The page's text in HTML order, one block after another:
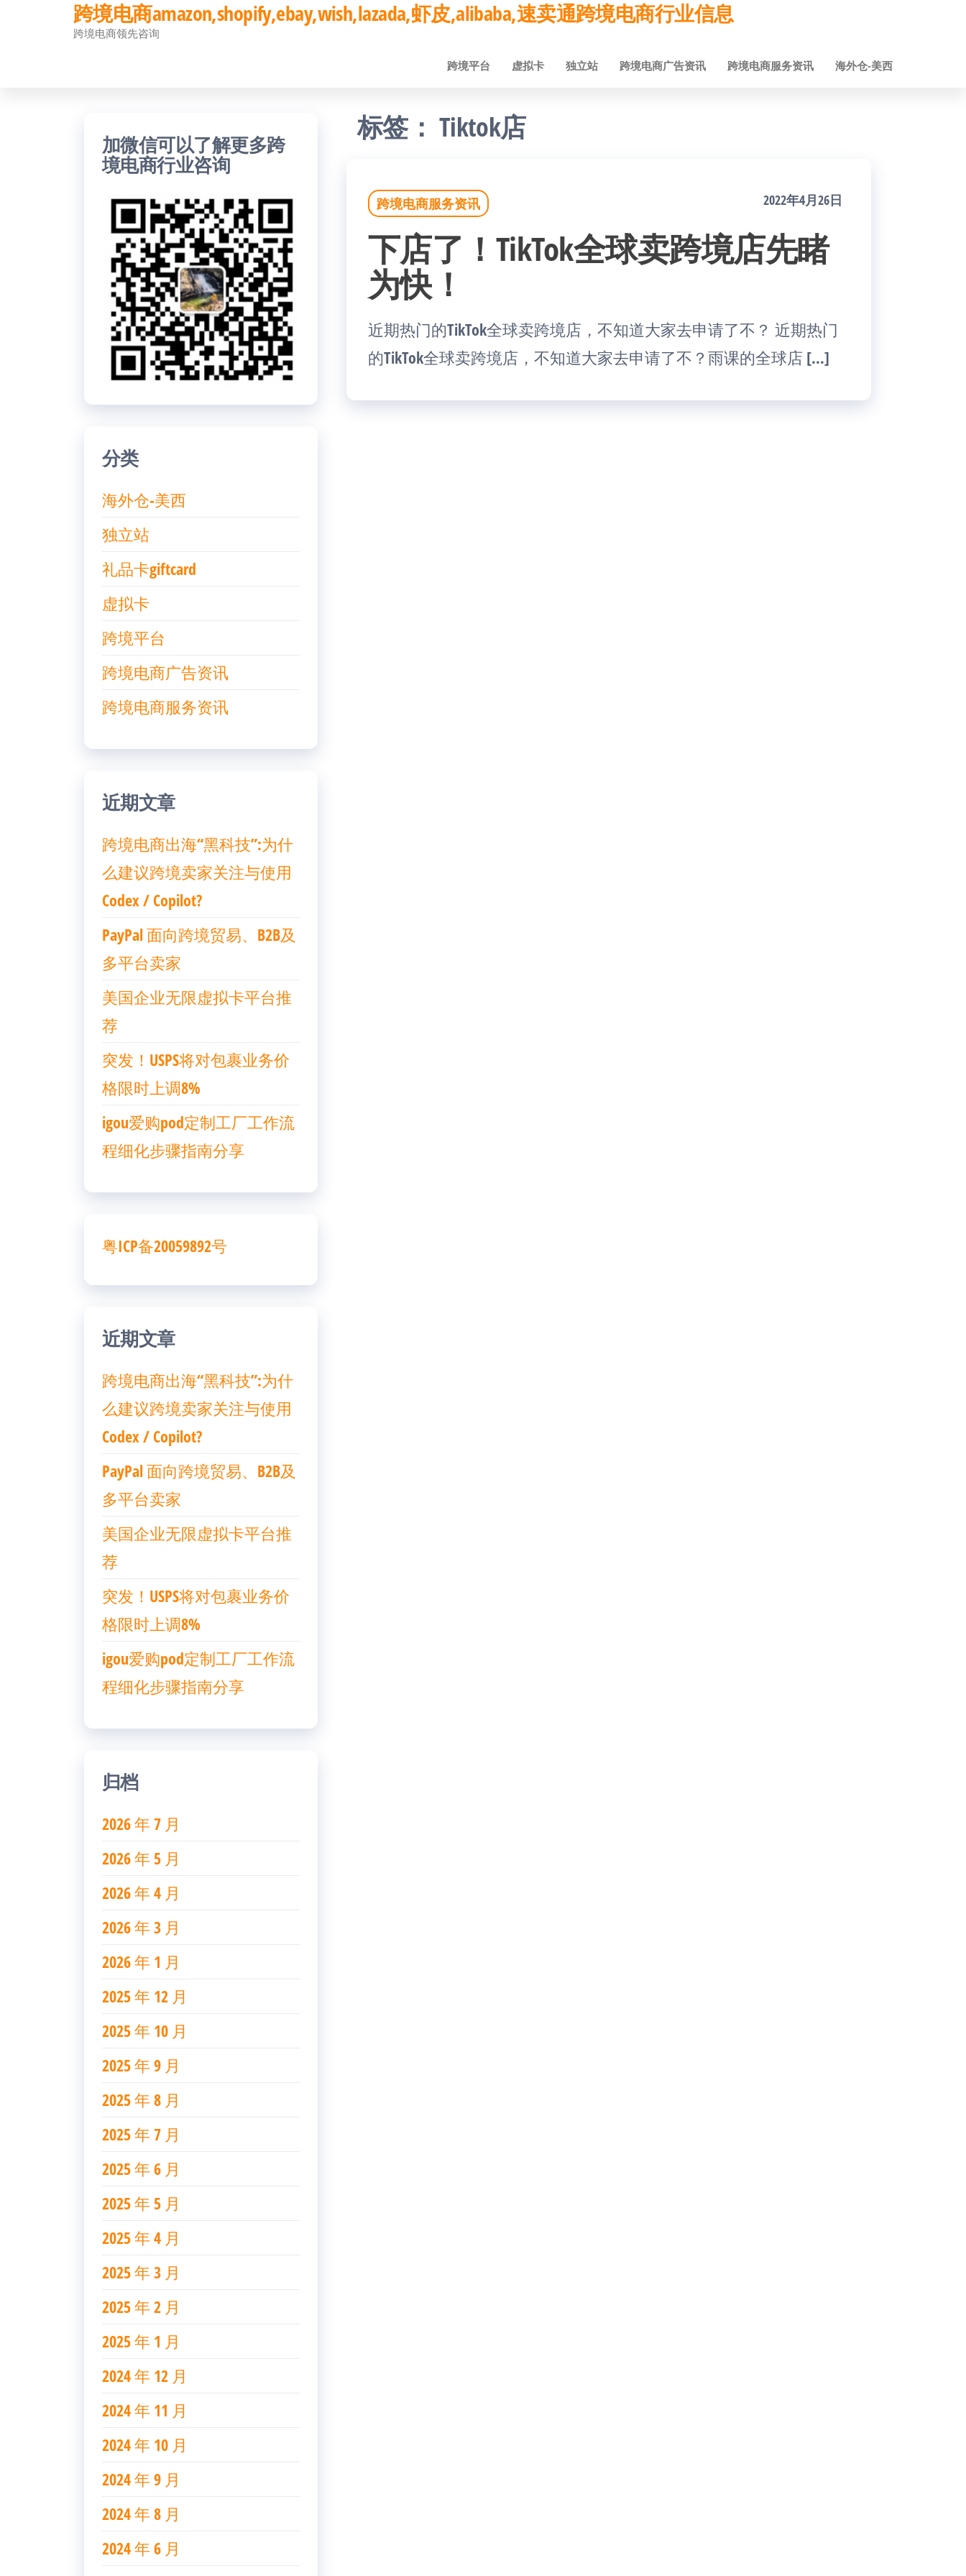
跨境电商amazon,shopify,ebay,wish,lazada,虾皮,alibaba,速卖通跨境电商行业信息
跨境电商领先咨询
跨境平台 虚拟卡 独立站 跨境电商广告资讯 跨境电商服务资讯 海外仓-美西
标签：Tiktok店
跨境电商服务资讯 2022年4月26日
下店了！TikTok全球卖跨境店先睹
为快！
近期热门的TikTok全球卖跨境店，不知道大家去申请了不？ 近期热门
的TikTok全球卖跨境店，不知道大家去申请了不？雨课的全球店 […]
加微信可以了解更多跨
境电商行业咨询
分类
海外仓-美西
独立站
礼品卡giftcard
虚拟卡
跨境平台
跨境电商广告资讯
跨境电商服务资讯
近期文章
跨境电商出海“黑科技”:为什
么建议跨境卖家关注与使用
Codex / Copilot?
PayPal 面向跨境贸易、B2B及
多平台卖家
美国企业无限虚拟卡平台推
荐
突发！USPS将对包裹业务价
格限时上调8%
igou爱购pod定制工厂工作流
程细化步骤指南分享
粤ICP备20059892号
近期文章
跨境电商出海“黑科技”:为什
么建议跨境卖家关注与使用
Codex / Copilot?
PayPal 面向跨境贸易、B2B及
多平台卖家
美国企业无限虚拟卡平台推
荐
突发！USPS将对包裹业务价
格限时上调8%
igou爱购pod定制工厂工作流
程细化步骤指南分享
归档
2026 年 7 月
2026 年 5 月
2026 年 4 月
2026 年 3 月
2026 年 1 月
2025 年 12 月
2025 年 10 月
2025 年 9 月
2025 年 8 月
2025 年 7 月
2025 年 6 月
2025 年 5 月
2025 年 4 月
2025 年 3 月
2025 年 2 月
2025 年 1 月
2024 年 12 月
2024 年 11 月
2024 年 10 月
2024 年 9 月
2024 年 8 月
2024 年 6 月